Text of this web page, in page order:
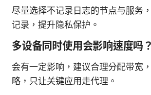
尽量选择不记录日志的节点与服务
记录，提升隐私保护。
多设备同时使用会影响速度吗？
会有一定影响，建议合理分配带宽
略，只让关键应用走代理。